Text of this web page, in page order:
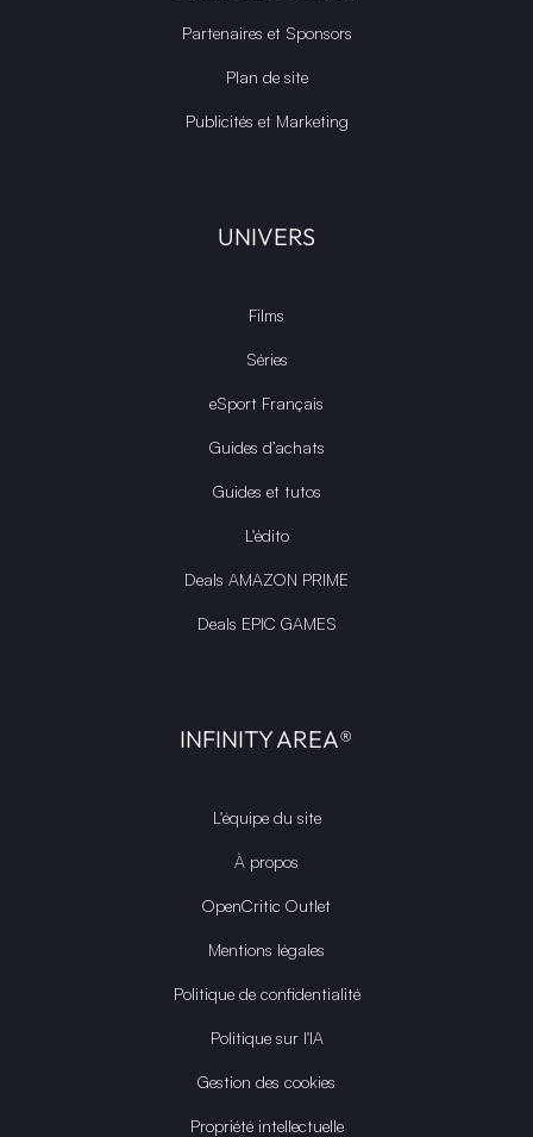
Partenaires et Sponsors
Plan de site
Publicités et Marketing
UNIVERS
Films
Séries
eSport Français
Guides d’achats
Guides et tutos
L'édito
Deals AMAZON PRIME
Deals EPIC GAMES
INFINITY AREA®
L'équipe du site
À propos
OpenCritic Outlet
Mentions légales
Politique de confidentialité
Politique sur l'IA
Gestion des cookies
Propriété intellectuelle